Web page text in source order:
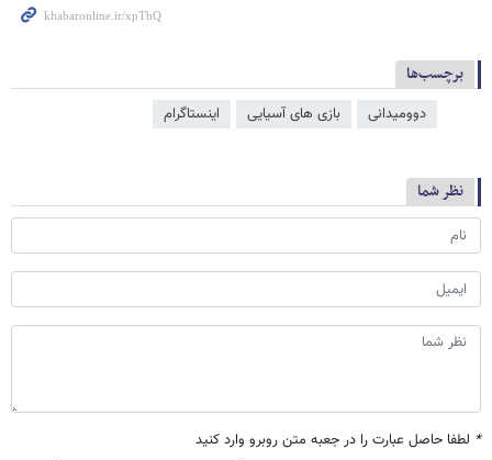
برچسب‌ها
دوومیدانی بازی های آسیایی اینستاگرام
نظر شما
* لطفا حاصل عبارت را در جعبه متن روبرو وارد کنید